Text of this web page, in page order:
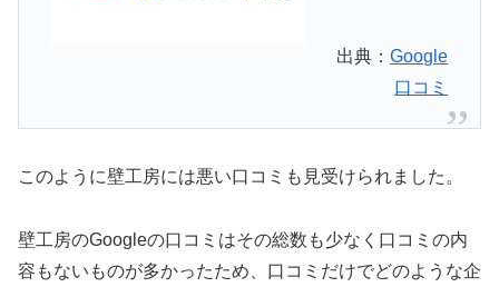
出典：Google
口コミ
このように壁工房には悪い口コミも見受けられました。
壁工房のGoogleの口コミはその総数も少なく口コミの内
容もないものが多かったため、口コミだけでどのような企